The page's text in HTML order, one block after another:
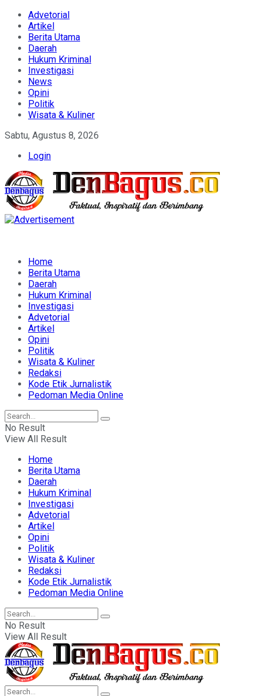
Advetorial
Artikel
Berita Utama
Daerah
Hukum Kriminal
Investigasi
News
Opini
Politik
Wisata & Kuliner
Sabtu, Agustus 8, 2026
Login
Home
Berita Utama
Daerah
Hukum Kriminal
Investigasi
Advetorial
Artikel
Opini
Politik
Wisata & Kuliner
Redaksi
Kode Etik Jurnalistik
Pedoman Media Online
No Result
View All Result
Home
Berita Utama
Daerah
Hukum Kriminal
Investigasi
Advetorial
Artikel
Opini
Politik
Wisata & Kuliner
Redaksi
Kode Etik Jurnalistik
Pedoman Media Online
No Result
View All Result